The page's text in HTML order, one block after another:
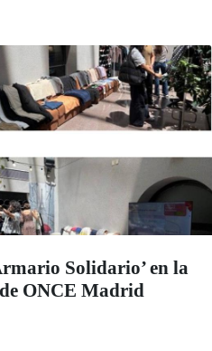
Solidario’ en la
ONCE Madrid